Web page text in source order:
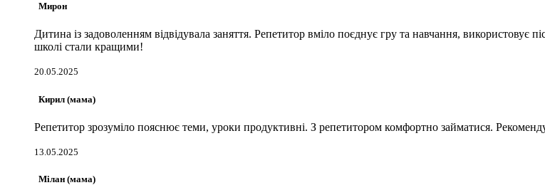
Мирон
Дитина із задоволенням відвідувала заняття. Репетитор вміло поєднує гру та навчання,
школі стали кращими!
20.05.2025
Кирил (мама)
Репетитор зрозуміло пояснює теми, уроки продуктивні. З репетитором комфортно займатися.
13.05.2025
Мілан (мама)